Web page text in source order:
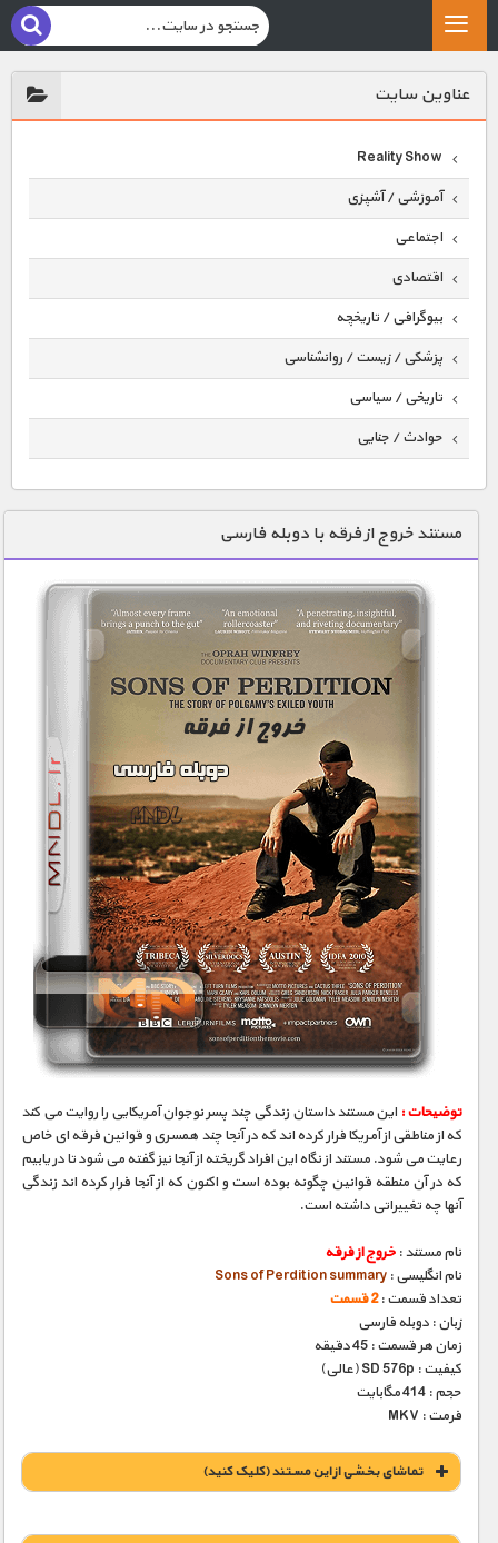
عناوين سايت
Reality Show
آموزشی / آشپزی
اجتماعی
اقتصادی
بیوگرافی / تاریخچه
پزشکی / زیست / روانشناسی
تاریخی / سیاسی
حوادث / جنایی
دنیای خوراکی ها
زمین شناسی / محیط زیست
سازه/ معماری/ مهندسی
سرگرمی
شناخت کودکان
فرهنگ / هنر
کیهان / نجوم
گردشگری
ماورایی
مسابقات / ورزشی
مستند های اختصاصی
مستند خروج از فرقه با دوبله فارسی
توضیحات : این مستند داستان زندگی چند پسر نوجوان آمریکایی را روایت می کند
که از مناطقی از آمریکا فرار کرده اند که در آنجا چند همسری و قوانین فرقه ای خاص
رعایت می شود. مستند از نگاه این افراد گریخته از آنجا نیز گفته می شود تا در یابیم
که در آن منطقه قوانین چگونه بوده است و اکنون که از آنجا فرار کرده اند زندگی
آنها چه تغییراتی داشته است.
نام مستند : خروج از فرقه
نام انگلیسی : Sons of Perdition summary
تعداد قسمت :2 قسمت
زبان : دوبله فارسی
زمان هر قسمت : 45 دقیقه
کیفیت : SD 576p (عالی)
حجم : 414 مگابایت
فرمت : MKV
تماشای بخشی از این مستند (کلیک کنید)